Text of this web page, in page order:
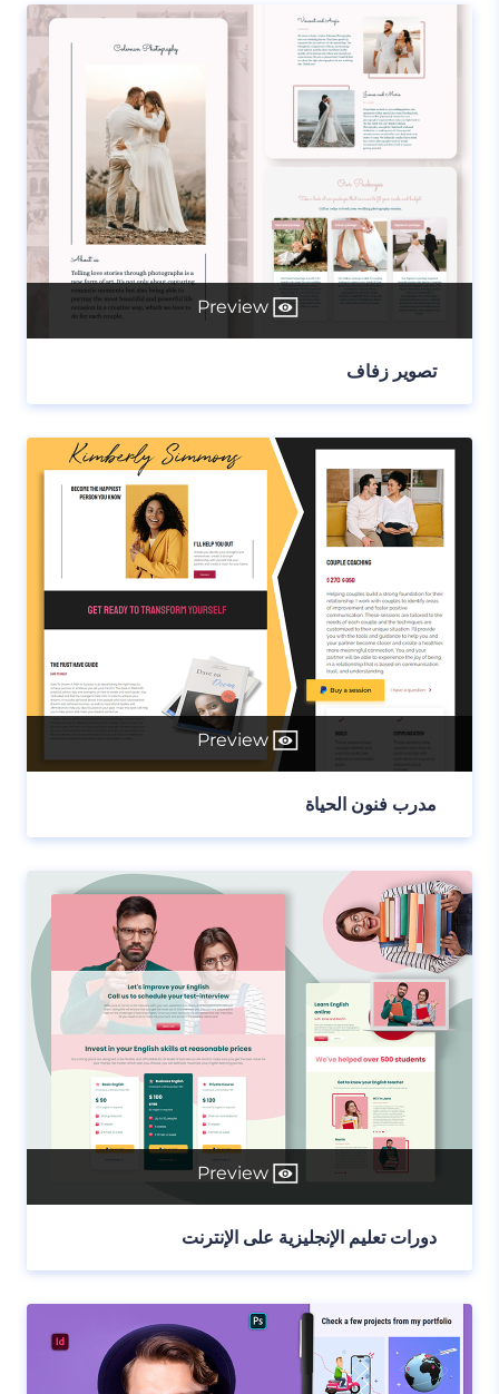
Preview
تصوير زفاف
Preview
مدرب فنون الحياة
Preview
دورات تعليم الإنجليزية على الإنترنت